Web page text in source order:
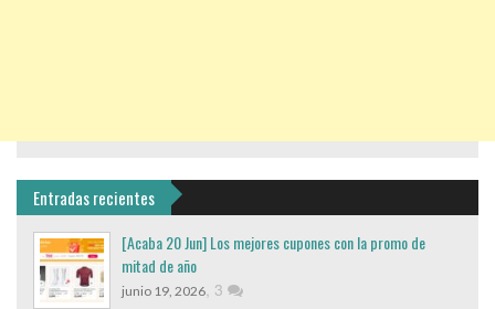
Entradas recientes
[Acaba 20 Jun] Los mejores cupones con la promo de
mitad de año
junio 19, 2026, 3